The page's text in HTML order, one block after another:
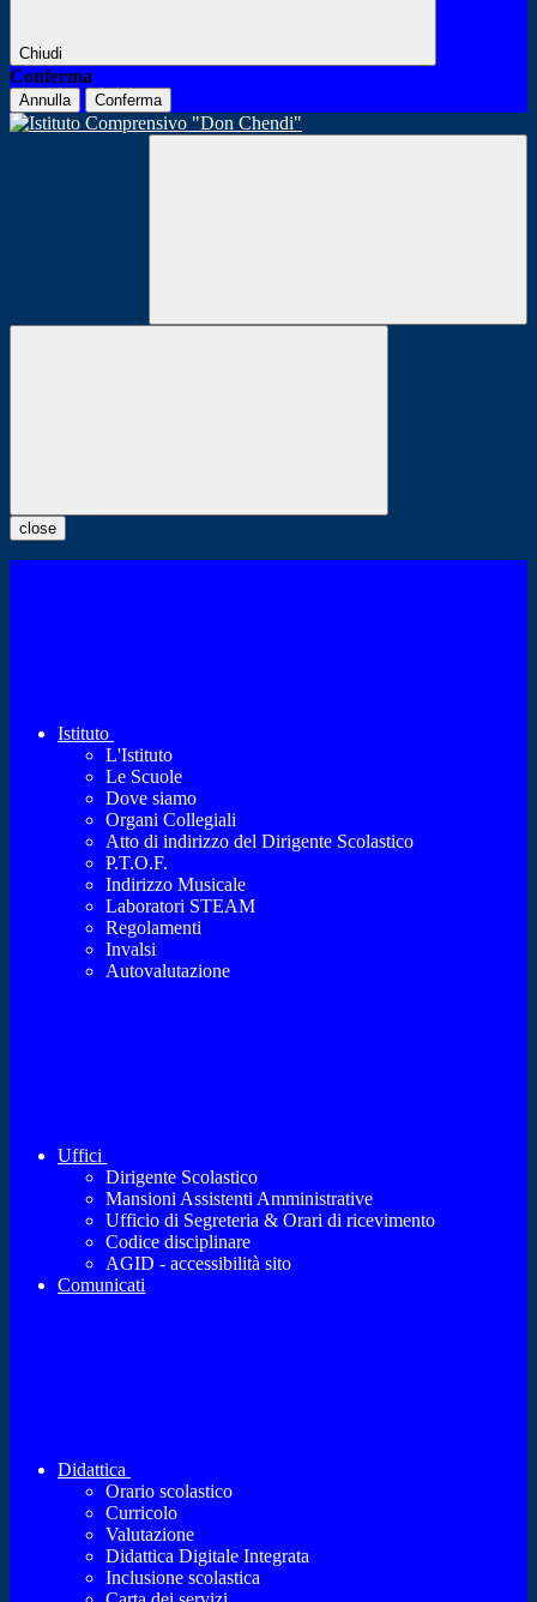
Chiudi
Conferma
Annulla Conferma
close
Istituto
L'Istituto
Le Scuole
Dove siamo
Organi Collegiali
Atto di indirizzo del Dirigente Scolastico
P.T.O.F.
Indirizzo Musicale
Laboratori STEAM
Regolamenti
Invalsi
Autovalutazione
Uffici
Dirigente Scolastico
Mansioni Assistenti Amministrative
Ufficio di Segreteria & Orari di ricevimento
Codice disciplinare
AGID - accessibilità sito
Comunicati
Didattica
Orario scolastico
Curricolo
Valutazione
Didattica Digitale Integrata
Inclusione scolastica